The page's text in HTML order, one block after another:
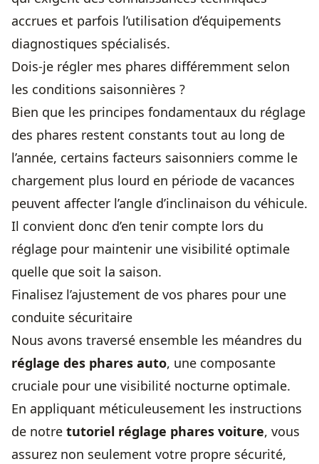
accrues et parfois l’utilisation d’équipements
diagnostiques spécialisés.
Dois-je régler mes phares différemment selon
les conditions saisonnières ?
Bien que les principes fondamentaux du réglage
des phares restent constants tout au long de
l’année, certains facteurs saisonniers comme le
chargement plus lourd en période de vacances
peuvent affecter l’angle d’inclinaison du véhicule.
Il convient donc d’en tenir compte lors du
réglage pour maintenir une visibilité optimale
quelle que soit la saison.
Finalisez l’ajustement de vos phares pour une
conduite sécuritaire
Nous avons traversé ensemble les méandres du
réglage des phares auto, une composante
cruciale pour une visibilité nocturne optimale.
En appliquant méticuleusement les instructions
de notre tutoriel réglage phares voiture, vous
assurez non seulement votre propre sécurité,